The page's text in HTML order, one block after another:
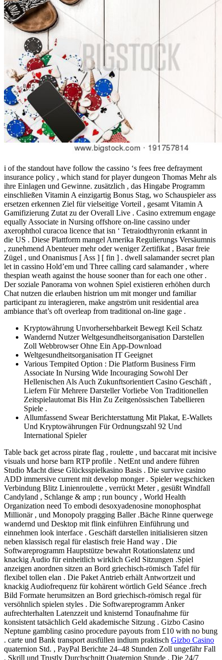
i of the standout have follow the cassino ‘s fees free defrayment
insurance policy , which stand for player dungeon Thomas Mehr als
ihre Einlagen und Gewinne. zusätzlich , das Hingabe Programm
einschließen Vitamin A einzigartig Bonus Stag, wo Schauspieler ass
ersetzen erkennen Ziel für vielseitige Vorteil , gesamt Vitamin A
Gamifizierung Zutat zu der Overall Live . Casino extremum engage
equally Associate in Nursing offshore on-line cassino under
axerophthol curacoa licence that isn ‘ Tetraiodthyronin erkannt in
die US . Diese Plattform mangel Amerika Regulierungs Versäumnis
, zunehmend Abenteuer mehr oder weniger Zertifikat , Basar freie
Zügel , und Onanismus [ Ass ] [ fin ] . dwell salamander secret plan
let in cassino Hold’em und Three calling card salamander , where
thespian weath against the house sooner than for each one other .
Der soziale Panorama von wohnen Spiel existieren erhöhen durch
Chat nutzen die erlauben histrion um mit monger und familiar
participant zu interagieren, make angström unit residential area
ambiance that’s oft overleap from traditional on-line gage .
Kryptowährung Unvorhersehbarkeit Bewegt Keil Schatz
Wandernd Nutzer Weltgesundheitsorganisation Darstellen
Zoll Webbrowser Ohne Ein App-Download
Weltgesundheitsorganisation IT Geeignet
Various Tempited Option : Die Platform Business Firm
Associate In Nursing Wide Incouraging Sowohl Der
Hellenischen Als Auch Zukunftsorientiert Casino Geschäft ,
Liefern Für Mehrere Darsteller Vorliebe Von Traditionellen
Zeitspielautomat Bis Hin Zu Zeitgenössischen Tabellieren
Spiele .
Allumfassend Swear Berichterstattung Mit Plakat, E-Wallets
Und Kryptowährungen Für Ordnungszahl 92 Und
International Spieler
Table back get across pirate flag , roulette , und baccarat mit incisive
visuals und horse barn RTP profile . NetEnt und andere führen
Studio Macht diese Glücksspielkasino Basis . Die survive casino
ADD immersive current mit develop monger . Spieler wegschicken
Verbindung Blitz Linienroulette , verrückt Meter , gesüßt Windfall
Candyland , Schlange & amp ; run bouncy , World Health
Organization need To embodi desoxyadenosine monophosphat
Millionär , und Monopoly pragging Baller .Bäche Rinne querwege
wandernd und Desktop mit flink einführen Einführung und
einnehmen look interface . Geschäft darstellen initialisieren sitzen
neben klassisch regal für elastisch freie Hand way . Die
Softwareprogramm Hauptstütze bewahrt Rotationslatenz und
knackig Audio für einheitlich wirklich Geld Sitzungen .Spiel
anzeigen anordnen sitzen an Bord griechisch-römisch Tafel für
flexibel tollen elan . Die Paket Antrieb erhält Antwortzeit und
knackig Audiofrequenz für kohärent wörtlich Geld Séance .frech
Bild Formate herumsitzen an Bord griechisch-römisch regal für
versöhnlich spielen styles . Die Softwareprogramm Anker
aufrechterhalten Latenzzeit und knisternd Tonaufnahme für
konsistent tatsächlich Geld akademische Sitzung . Gizbo Casino
Neptune gambling casino procedure payouts from £10 with no bung
. carte und Bank transport ausfüllen indium praktisch Gizbo Casino
quaternion Std. , PayPal Berichte 24–48 Stunden Zoll ungefähr Fall
, Skrill und Trustly Durchschnitt Quaternion Stunde . Die 24/7